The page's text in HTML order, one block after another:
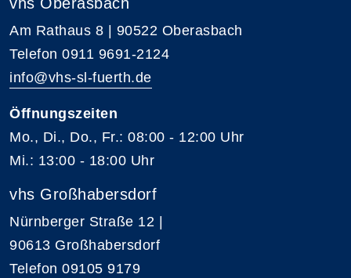
Am Rathaus 8 | 90522 Oberasbach
Telefon 0911 9691-2124
info@vhs-sl-fuerth.de
Öffnungszeiten
Mo., Di., Do., Fr.: 08:00 - 12:00 Uhr
Mi.: 13:00 - 18:00 Uhr
vhs Großhabersdorf
Nürnberger Straße 12 |
90613 Großhabersdorf
Telefon 09105 9179